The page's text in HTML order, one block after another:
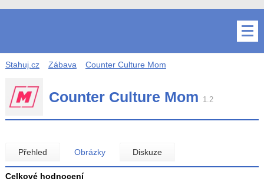
Stahuj.cz Zábava Counter Culture Mom
Counter Culture Mom 1.2
Přehled Obrázky Diskuze
Celkové hodnocení